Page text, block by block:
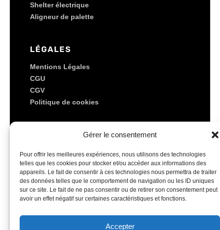
Gérer le consentement
Pour offrir les meilleures expériences, nous utilisons des technologies
telles que les cookies pour stocker et/ou accéder aux informations des
appareils. Le fait de consentir à ces technologies nous permettra de traiter
des données telles que le comportement de navigation ou les ID uniques
sur ce site. Le fait de ne pas consentir ou de retirer son consentement peut
avoir un effet négatif sur certaines caractéristiques et fonctions.
Accepter
Shelter électrique
Aligneur de palette
LÉGALES
Mentions Légales
CGU
CGV
Politique de cookies
SODILEVE
SMAI
GROUPE SM3I